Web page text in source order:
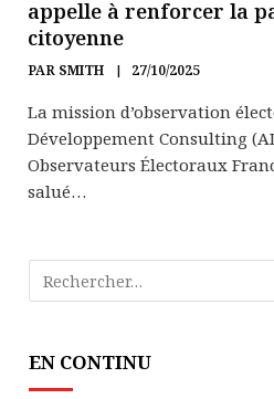
appelle à renforcer la
citoyenne
PAR SMITH 27/10/2025
La mission d’observation
Développement Consulting
Observateurs Électoraux
salué…
EN CONTINU